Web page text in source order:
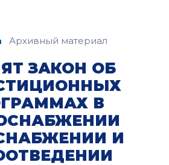
Архивный материал
ЗАКОН ОБ
В
И